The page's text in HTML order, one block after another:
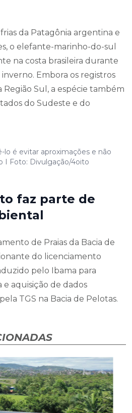
da Patagônia argentina e
o elefante-marinho-do-sul
na costa brasileira durante
Embora os registros
Região Sul, a espécie também
do Sudeste e do
é evitar aproximações e não
I Foto: Divulgação/4oito
faz parte de
de Praias da Bacia de
do licenciamento
pelo Ibama para
e aquisição de dados
TGS na Bacia de Pelotas.